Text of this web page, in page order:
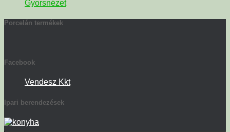
Gyorsnézet
Porcelán termékek
Facebook
Vendesz Kkt
Ipari berendezések